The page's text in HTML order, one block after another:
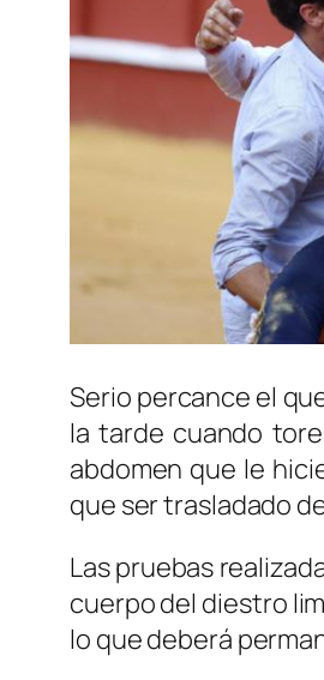
Serio percance el
la tarde cuando
abdomen que le
que ser trasladado
Las pruebas
cuerpo del diestro
lo que deberá